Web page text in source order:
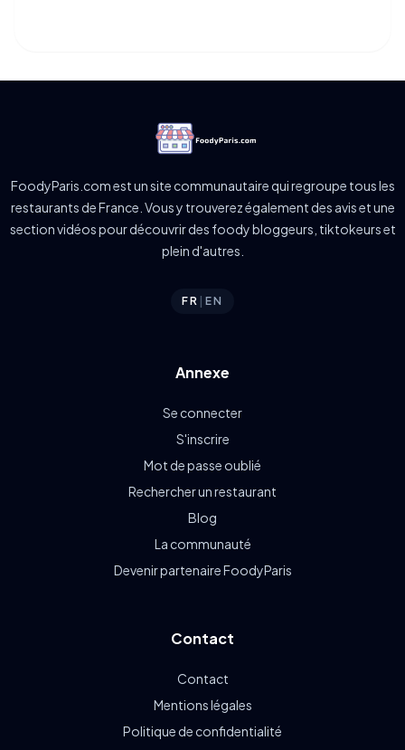
FoodyParis.com est un site communautaire qui regroupe tous les
restaurants de France. Vous y trouverez également des avis et une
section vidéos pour découvrir des foody bloggeurs, tiktokeurs et
plein d'autres.
FR |EN
Annexe
Se connecter
S'inscrire
Mot de passe oublié
Rechercher un restaurant
Blog
La communauté
Devenir partenaire FoodyParis
Contact
Contact
Mentions légales
Politique de confidentialité